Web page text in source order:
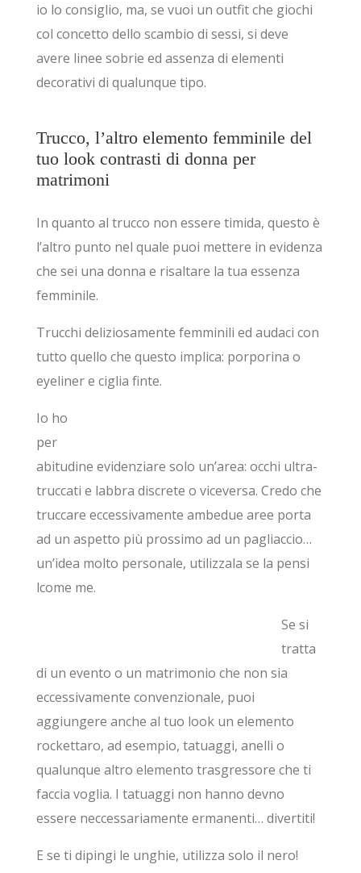
io lo consiglio, ma, se vuoi un outfit che giochi
col concetto dello scambio di sessi, si deve
avere linee sobrie ed assenza di elementi
decorativi di qualunque tipo.
Trucco, l’altro elemento femminile del
tuo look contrasti di donna per
matrimoni
In quanto al trucco non essere timida, questo è
l’altro punto nel quale puoi mettere in evidenza
che sei una donna e risaltare la tua essenza
femminile.
Trucchi deliziosamente femminili ed audaci con
tutto quello che questo implica: porporina o
eyeliner e ciglia finte.
Io ho
per
abitudine evidenziare solo un’area: occhi ultra-
truccati e labbra discrete o viceversa. Credo che
truccare eccessivamente ambedue aree porta
ad un aspetto più prossimo ad un pagliaccio…
un’idea molto personale, utilizzala se la pensi
lcome me.
Se si
tratta
di un evento o un matrimonio che non sia
eccessivamente convenzionale, puoi
aggiungere anche al tuo look un elemento
rockettaro, ad esempio, tatuaggi, anelli o
qualunque altro elemento trasgressore che ti
faccia voglia. I tatuaggi non hanno devno
essere neccessariamente ermanenti… divertiti!
E se ti dipingi le unghie, utilizza solo il nero!